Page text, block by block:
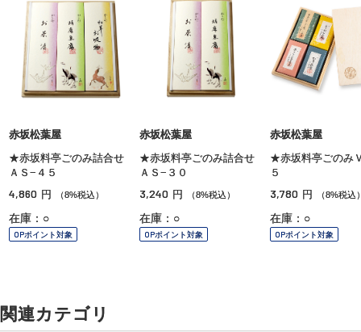
赤坂松葉屋
★赤坂料亭ごのみ詰合せ
ＡＳ−４５
4,860 円 （8%税込）
在庫：○
OPポイント対象
赤坂松葉屋
★赤坂料亭ごのみ詰合せ
ＡＳ−３０
3,240 円 （8%税込）
在庫：○
OPポイント対象
赤坂松葉屋
★赤坂料亭ごのみ
５
3,780 円 （8%税込
在庫：○
OPポイント対象
関連カテゴリ